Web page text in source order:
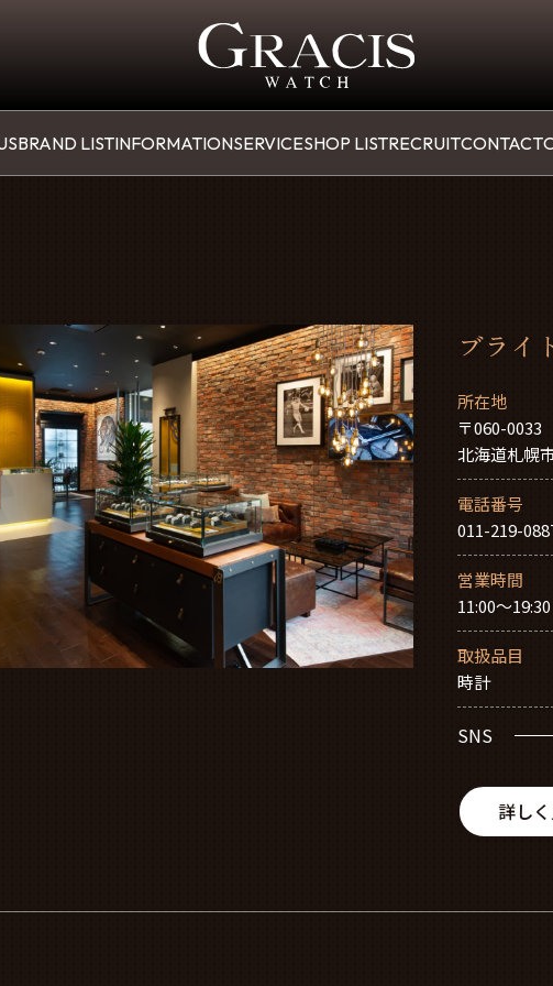
BRAND LISTINFORMATIONSERVICESHOP LISTRECRUITCONTACT
ブライ
所在地
〒060-0033
北海道札幌
電話番号
011-219-
営業時間
11:00～19:30
取扱品目
時計
SNS
詳し